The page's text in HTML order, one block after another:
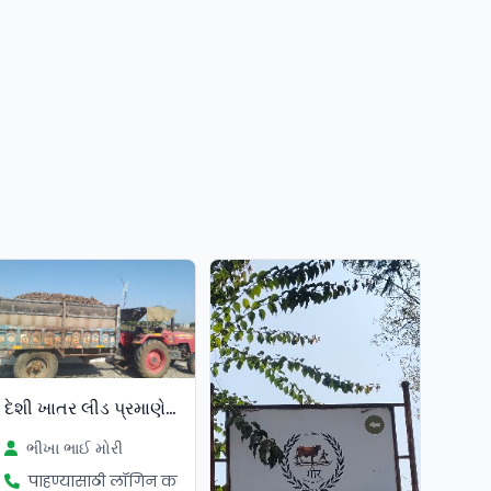
દેશી ખાતર લીડ પ્રમાણે ભાવ
ભીખા ભાઈ મોરી
पाहण्यासाठी लॉगिन करा